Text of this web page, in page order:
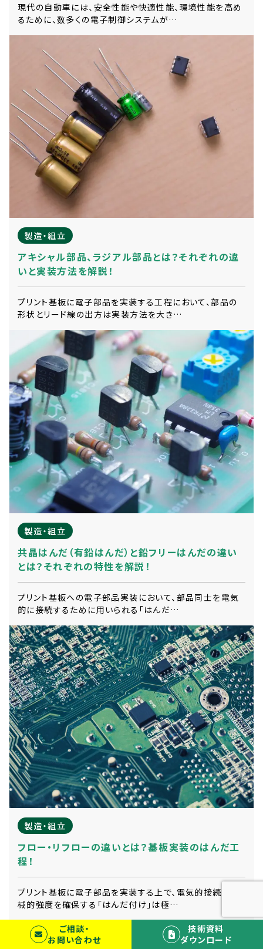
現代の自動車には、安全性能や快適性能、環境性能を高め
るために、数多くの電子制御システムが…
製造・組立
アキシャル部品、ラジアル部品とは？それぞれの違
いと実装方法を解説！
プリント基板に電子部品を実装する工程において、部品の
形状とリード線の出方は実装方法を大き…
製造・組立
共晶はんだ（有鉛はんだ）と鉛フリーはんだの違い
とは？それぞれの特性を解説！
プリント基板への電子部品実装において、部品同士を電気
的に接続するために用いられる「はんだ…
製造・組立
フロー・リフローの違いとは？基板実装のはんだ工
程！
プリント基板に電子部品を実装する上で、電気的接続と機
械的強度を確保する「はんだ付け」は極…
ご相談・
お問い合わせ
技術資料
ダウンロード